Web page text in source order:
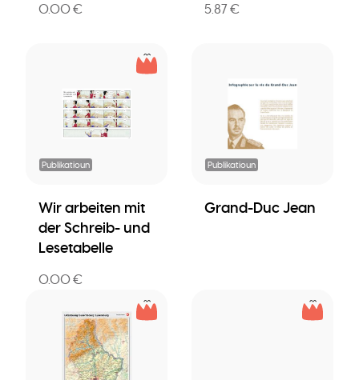
0.00 € 5.87 €
Publikatioun
Wir arbeiten mit
der Schreib- und
Lesetabelle
0.00 €
Publikatioun
Grand-Duc Jean